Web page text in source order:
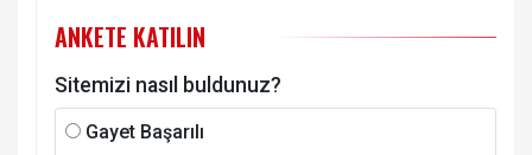
ANKETE KATILIN
Sitemizi nasıl buldunuz?
Gayet Başarılı